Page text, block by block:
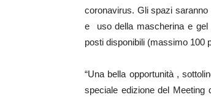
coronavirus. Gli spazi
e uso della mascherina e gel
posti disponibili (massimo 100
“Una bella opportunità ,
speciale edizione del Meeting